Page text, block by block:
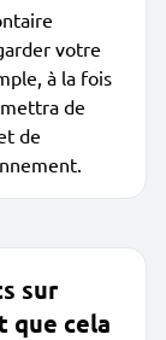
votre
à la fois
de
de
sur
que cela